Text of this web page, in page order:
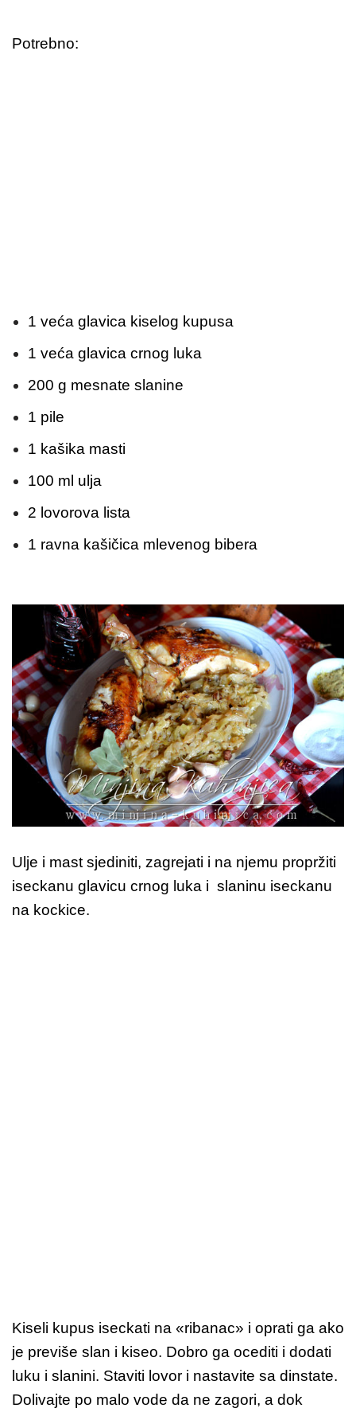
Potrebno:
1 veća glavica kiselog kupusa
1 veća glavica crnog luka
200 g mesnate slanine
1 pile
1 kašika masti
100 ml ulja
2 lovorova lista
1 ravna kašičica mlevenog bibera
Ulje i mast sjediniti, zagrejati i na njemu propržiti
iseckanu glavicu crnog luka i slaninu iseckanu
na kockice.
Kiseli kupus iseckati na «ribanac» i oprati ga ako
je previše slan i kiseo. Dobro ga ocediti i dodati
luku i slanini. Staviti lovor i nastavite sa dinstate.
Dolivajte po malo vode da ne zagori, a dok